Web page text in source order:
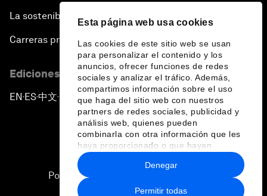
Esta página web usa cookies
Las cookies de este sitio web se usan
para personalizar el contenido y los
anuncios, ofrecer funciones de redes
sociales y analizar el tráfico. Además,
compartimos información sobre el uso
que haga del sitio web con nuestros
partners de redes sociales, publicidad y
análisis web, quienes pueden
combinarla con otra información que les
haya proporcionado o que hayan
recopilado a partir del uso que haya
hecho de sus servicios.
Permitir todas
Denegar
La sostenibilidad en el Foro
Carreras profesionales
Ediciones en otros idiomas
EN ▪ ES▪中文▪ 日本語
Política de privacidad y normas de uso